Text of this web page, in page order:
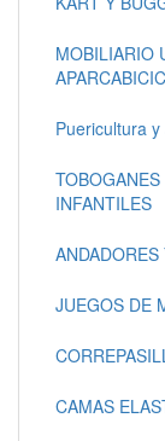
MOBILIARIO
Puericultura
INFANTILES
ANDADORES
JUEGOS DE
CAMAS